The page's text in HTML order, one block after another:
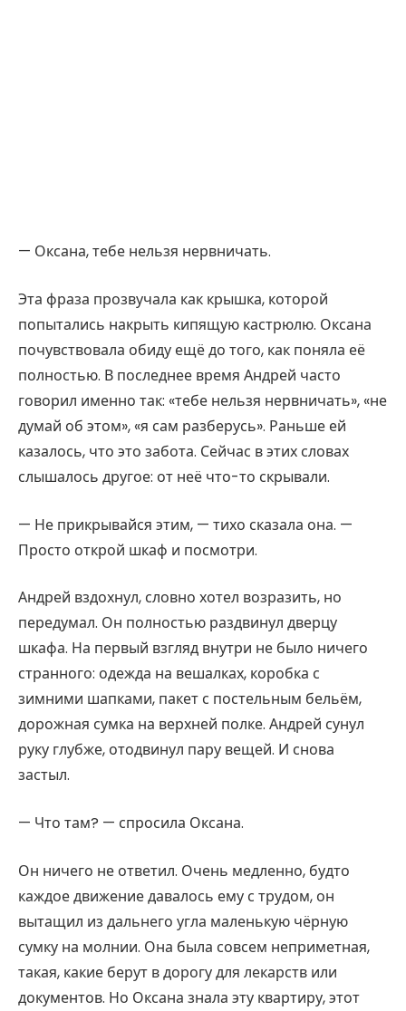
— Оксана, тебе нельзя нервничать.
Эта фраза прозвучала как крышка, которой
попытались накрыть кипящую кастрюлю. Оксана
почувствовала обиду ещё до того, как поняла её
полностью. В последнее время Андрей часто
говорил именно так: «тебе нельзя нервничать», «не
думай об этом», «я сам разберусь». Раньше ей
казалось, что это забота. Сейчас в этих словах
слышалось другое: от неё что-то скрывали.
— Не прикрывайся этим, — тихо сказала она. —
Просто открой шкаф и посмотри.
Андрей вздохнул, словно хотел возразить, но
передумал. Он полностью раздвинул дверцу
шкафа. На первый взгляд внутри не было ничего
странного: одежда на вешалках, коробка с
зимними шапками, пакет с постельным бельём,
дорожная сумка на верхней полке. Андрей сунул
руку глубже, отодвинул пару вещей. И снова
застыл.
— Что там? — спросила Оксана.
Он ничего не ответил. Очень медленно, будто
каждое движение давалось ему с трудом, он
вытащил из дальнего угла маленькую чёрную
сумку на молнии. Она была совсем неприметная,
такая, какие берут в дорогу для лекарств или
документов. Но Оксана знала эту квартиру, этот